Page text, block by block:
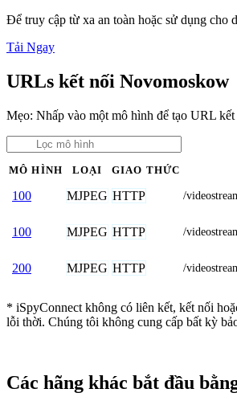
Để truy cập từ xa an toàn hoặc sử dụng cho
Tải Ngay
URLs kết nối Novomoskow
Mẹo: Nhấp vào một mô hình để tạo URL
MÔ HÌNH LOẠI GIAO THỨC
100 MJPEG HTTP /
100 MJPEG HTTP /
200 MJPEG HTTP /
* iSpyConnect không có liên kết, kết nối
lỗi thời. Chúng tôi không cung cấp bất kỳ
Các hãng khác bắt đầu